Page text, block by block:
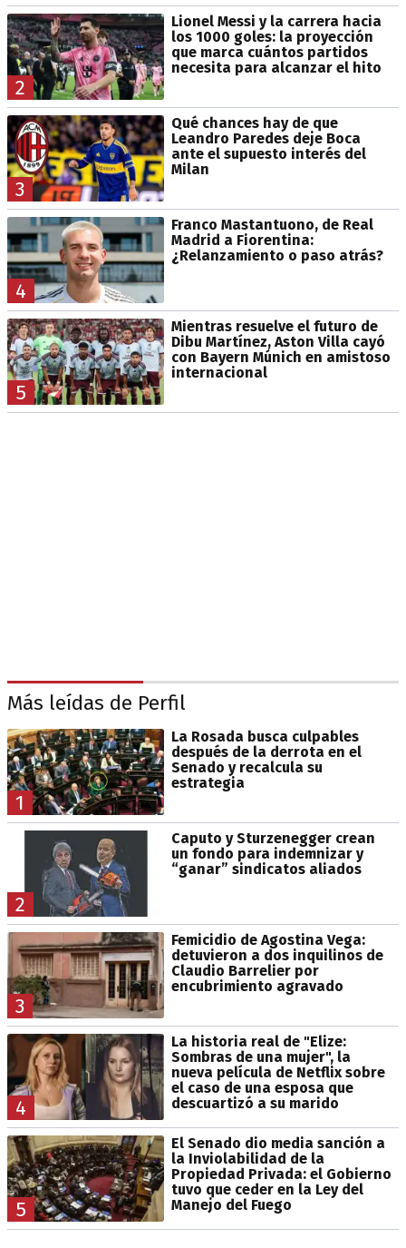
2
Lionel Messi y la carrera hacia
los 1000 goles: la proyección
que marca cuántos partidos
necesita para alcanzar el hito
3
Qué chances hay de que
Leandro Paredes deje Boca
ante el supuesto interés del
Milan
4
Franco Mastantuono, de Real
Madrid a Fiorentina:
¿Relanzamiento o paso atrás?
5
Mientras resuelve el futuro de
Dibu Martínez, Aston Villa cayó
con Bayern Múnich en amistoso
internacional
Más leídas de Perfil
1
La Rosada busca culpables
después de la derrota en el
Senado y recalcula su
estrategia
2
Caputo y Sturzenegger crean
un fondo para indemnizar y
“ganar” sindicatos aliados
3
Femicidio de Agostina Vega:
detuvieron a dos inquilinos de
Claudio Barrelier por
encubrimiento agravado
4
La historia real de "Elize:
Sombras de una mujer", la
nueva película de Netflix sobre
el caso de una esposa que
descuartizó a su marido
5
El Senado dio media sanción a
la Inviolabilidad de la
Propiedad Privada: el Gobierno
tuvo que ceder en la Ley del
Manejo del Fuego